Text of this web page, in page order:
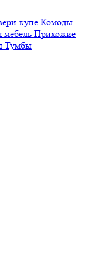
купе Комоды
мебель Прихожие
Тумбы